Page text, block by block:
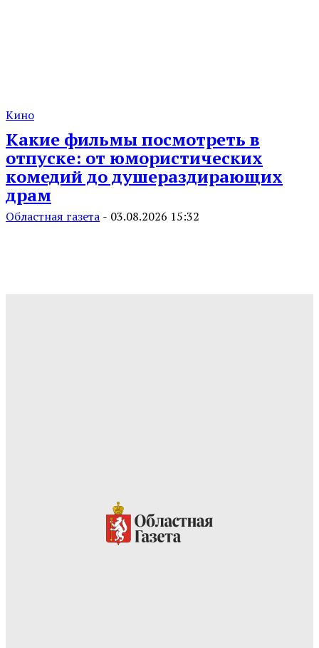
Кино
Какие фильмы посмотреть в
отпуске: от юмористических
комедий до душераздирающих
драм
Областная газета - 03.08.2026 15:32